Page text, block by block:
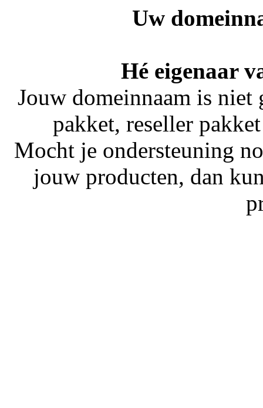
Uw
Hé eigenaar
Jouw domeinnaam is
pakket, reseller
Mocht je ondersteuning
jouw producten, dan